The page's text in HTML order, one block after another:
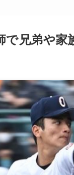
で兄弟や家